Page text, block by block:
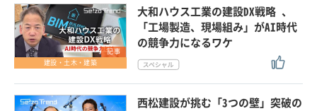
記事
建設・土木・建築
大和ハウス工業の建設DX戦略 、
「工場製造、現場組み」がAI時代
の競争力になるワケ
西松建設が挑む「3つの壁」突破の